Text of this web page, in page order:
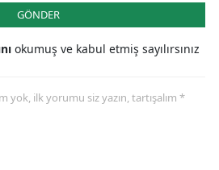
GÖNDER
okumuş ve kabul etmiş sayılırsınız
yok, ilk yorumu siz yazın, tartışalım *